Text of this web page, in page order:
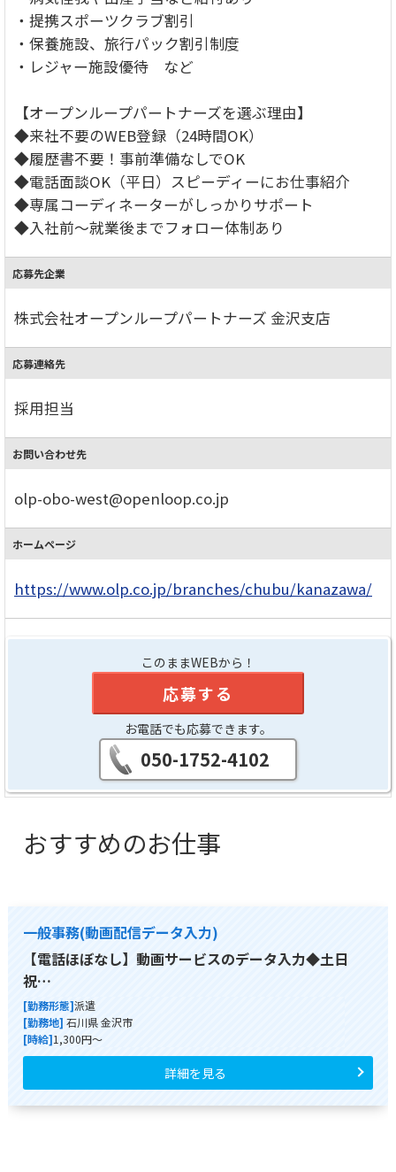
・提携スポーツクラブ割引
・保養施設、旅行パック割引制度
・レジャー施設優待 など
【オープンループパートナーズを選ぶ理由】
◆来社不要のWEB登録（24時間OK）
◆履歴書不要！事前準備なしでOK
◆電話面談OK（平日）スピーディーにお仕事紹介
◆専属コーディネーターがしっかりサポート
◆入社前～就業後までフォロー体制あり
応募先企業
株式会社オープンループパートナーズ 金沢支店
応募連絡先
採用担当
お問い合わせ先
olp-obo-west@openloop.co.jp
ホームページ
https://www.olp.co.jp/branches/chubu/kanazawa/
このままWEBから！
応募する
お電話でも応募できます。
050-1752-4102
おすすめのお仕事
一般事務(動画配信データ入力)
【電話ほぼなし】動画サービスのデータ入力◆土日
祝…
[勤務形態]派遣
[勤務地] 石川県 金沢市
[時給]1,300円～
詳細を見る